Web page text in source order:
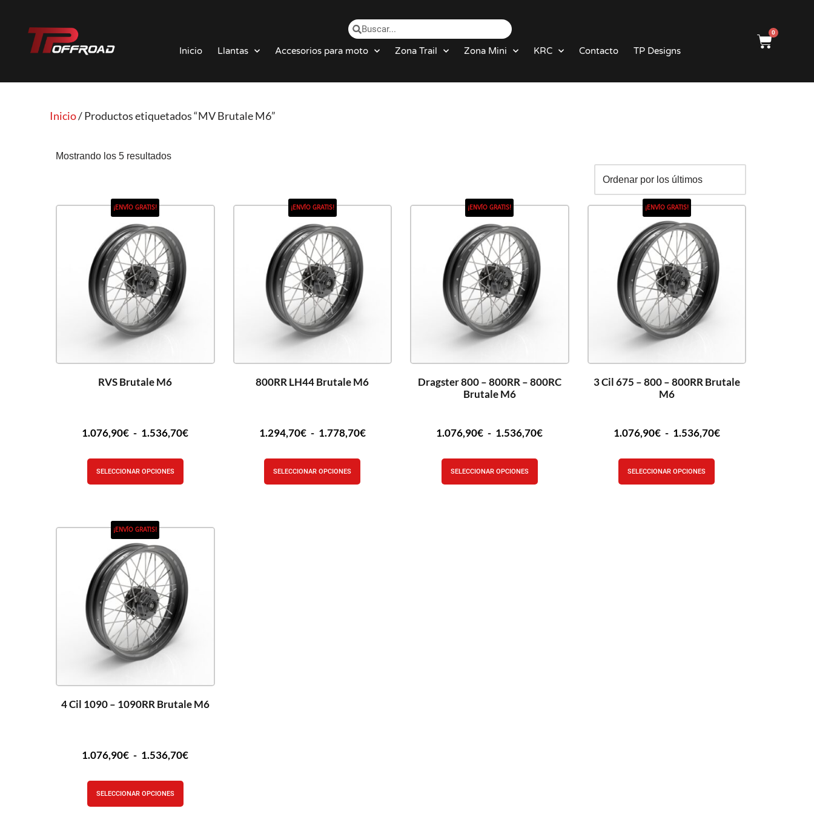
Saltar
Inicio Llantas Accesorios para moto Zona Trail Zona Mini KRC Contacto TP Designs
0
Inicio/ Productos etiquetados “MV Brutale M6”
Mostrando los 5 resultados
¡ENVÍO GRATIS!
RVS Brutale M6
1.076,90€ - 1.536,70€
SELECCIONAR OPCIONES
¡ENVÍO GRATIS!
800RR LH44 Brutale M6
1.294,70€ - 1.778,70€
SELECCIONAR OPCIONES
¡ENVÍO GRATIS!
Dragster 800 – 800RR – 800RC
Brutale M6
1.076,90€ - 1.536,70€
SELECCIONAR OPCIONES
¡ENVÍO GRATIS!
3 Cil 675 – 800 – 800RR Brutale
M6
1.076,90€ - 1.536,70€
SELECCIONAR OPCIONES
¡ENVÍO GRATIS!
4 Cil 1090 – 1090RR Brutale M6
1.076,90€ - 1.536,70€
SELECCIONAR OPCIONES